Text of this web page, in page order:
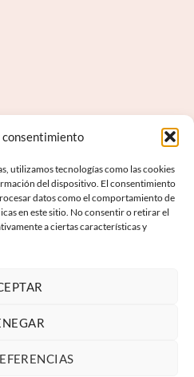
utilizamos tecnologías como las cookies
del dispositivo. El consentimiento
datos como el comportamiento de
en este sitio. No consentir o retirar el
a ciertas características y